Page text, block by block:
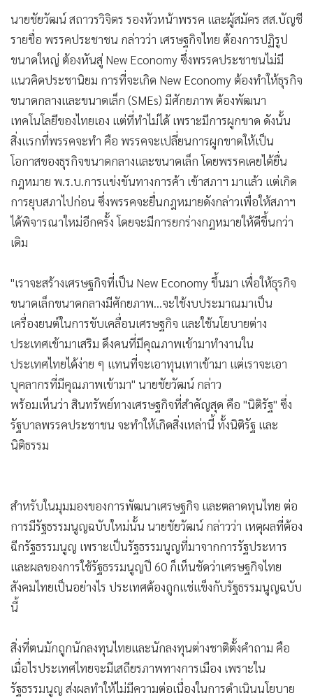
• Motoring
• เกม
• วิทยาศาสตร์
• SMEs
หุ้น
•
อินโดจีน
•
กองทุนรวม
• Celeb Online
• Factcheck
• ญี่ปุ่น
• News1
นายชัยวัฒน์ สถาวรวิจิตร รองหัวหน้าพรรค และผู้สมัคร สส.บัญชี
รายชื่อ พรรคประชาชน กล่าวว่า เศรษฐกิจไทย ต้องการปฏิรูป
ขนาดใหญ่ ต้องหันสู่ New Economy ซึ่งพรรคประชาชนไม่มี
แนวคิดประชานิยม การที่จะเกิด New Economy ต้องทำให้ธุรกิจ
ขนาดกลางและขนาดเล็ก (SMEs) มีศักยภาพ ต้องพัฒนา
เทคโนโลยีของไทยเอง แต่ที่ทำไม่ได้ เพราะมีการผูกขาด ดังนั้น
สิ่งแรกที่พรรคจะทำ คือ พรรคจะเปลี่ยนการผูกขาดให้เป็น
โอกาสของธุรกิจขนาดกลางและขนาดเล็ก โดยพรรคเคยได้ยื่น
กฎหมาย พ.ร.บ.การแข่งขันทางการค้า เข้าสภาฯ มาแล้ว แต่เกิด
การยุบสภาไปก่อน ซึ่งพรรคจะยื่นกฎหมายดังกล่าวเพื่อให้สภาฯ
ได้พิจารณาใหม่อีกครั้ง โดยจะมีการยกร่างกฎหมายให้ดีขึ้นกว่า
เดิม
"เราจะสร้างเศรษฐกิจที่เป็น New Economy ขึ้นมา เพื่อให้ธุรกิจ
ขนาดเล็กขนาดกลางมีศักยภาพ...จะใช้งบประมาณมาเป็น
เครื่องยนต์ในการขับเคลื่อนเศรษฐกิจ และใช้นโยบายต่าง
ประเทศเข้ามาเสริม ดึงคนที่มีคุณภาพเข้ามาทำงานใน
ประเทศไทยได้ง่าย ๆ แทนที่จะเอาทุนเทาเข้ามา แต่เราจะเอา
บุคลากรที่มีคุณภาพเข้ามา" นายชัยวัฒน์ กล่าว
พร้อมเห็นว่า สินทรัพย์ทางเศรษฐกิจที่สำคัญสุด คือ "นิติรัฐ" ซึ่ง
รัฐบาลพรรคประชาชน จะทำให้เกิดสิ่งเหล่านี้ ทั้งนิติรัฐ และ
นิติธรรม
สำหรับในมุมมองของการพัฒนาเศรษฐกิจ และตลาดทุนไทย ต่อ
การมีรัฐธรรมนูญฉบับใหม่นั้น นายชัยวัฒน์ กล่าวว่า เหตุผลที่ต้อง
ฉีกรัฐธรรมนูญ เพราะเป็นรัฐธรรมนูญที่มาจากการรัฐประหาร
และผลของการใช้รัฐธรรมนูญปี 60 ก็เห็นชัดว่าเศรษฐกิจไทย
สังคมไทยเป็นอย่างไร ประเทศต้องถูกแช่แข็งกับรัฐธรรมนูญฉบับ
นี้
สิ่งที่ตนมักถูกนักลงทุนไทยและนักลงทุนต่างชาติตั้งคำถาม คือ
เมื่อไรประเทศไทยจะมีเสถียรภาพทางการเมือง เพราะใน
รัฐธรรมนูญ ส่งผลทำให้ไม่มีความต่อเนื่องในการดำเนินนโยบาย